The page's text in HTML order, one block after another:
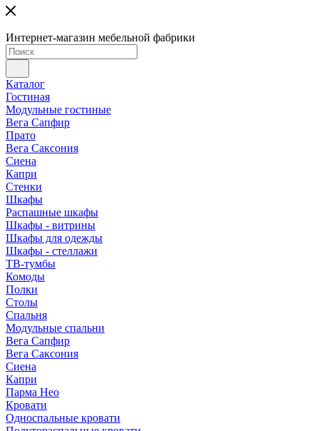
Интернет-магазин мебельной фабрики
Каталог
Гостиная
Модульные гостиные
Вега Сапфир
Прато
Вега Саксония
Сиена
Капри
Стенки
Шкафы
Распашные шкафы
Шкафы - витрины
Шкафы для одежды
Шкафы - стеллажи
ТВ-тумбы
Комоды
Полки
Столы
Спальня
Модульные спальни
Вега Сапфир
Вега Саксония
Сиена
Капри
Парма Нео
Кровати
Односпальные кровати